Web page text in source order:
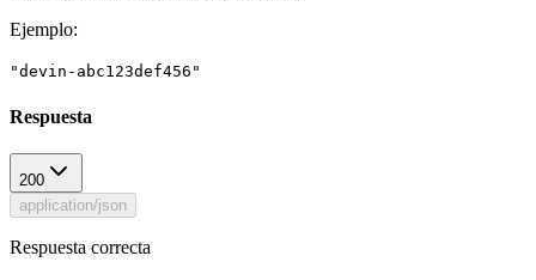
Ejemplo:
"devin-abc123def456"
Respuesta
200
application/json
Respuesta correcta